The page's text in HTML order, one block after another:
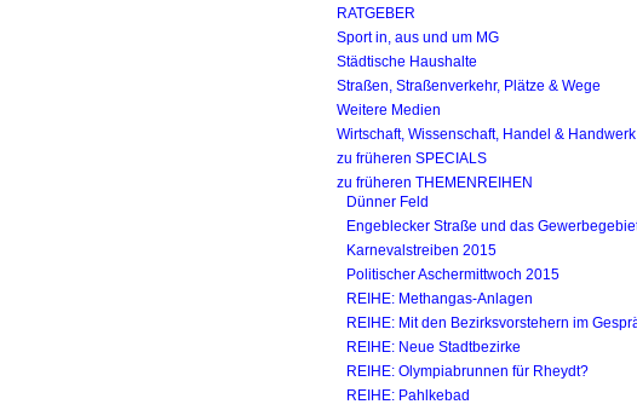
RATGEBER
Sport in, aus und um MG
Städtische Haushalte
Straßen, Straßenverkehr, Plätze & Wege
Weitere Medien
Wirtschaft, Wissenschaft, Handel & Handwerk
zu früheren SPECIALS
zu früheren THEMENREIHEN
Dünner Feld
Engeblecker Straße und das
Karnevalstreiben 2015
Politischer Aschermittwoch 2015
REIHE: Methangas-Anlagen
REIHE: Mit den Bezirksvorstehern im
REIHE: Neue Stadtbezirke
REIHE: Olympiabrunnen für Rheydt?
REIHE: Pahlkebad